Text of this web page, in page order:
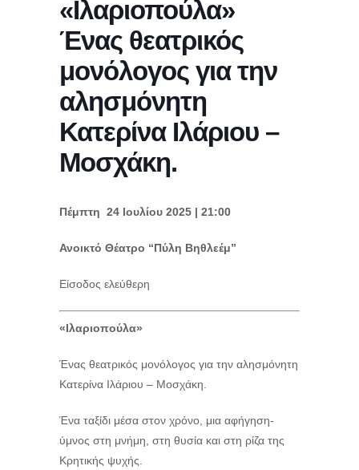
«Ιλαριοπούλα»
Ένας θεατρικός
μονόλογος για την
αλησμόνητη
Κατερίνα Ιλάριου –
Μοσχάκη.
Πέμπτη 24 Ιουλίου 2025 | 21:00
Ανοικτό Θέατρο “Πύλη Βηθλεέμ”
Είσοδος ελεύθερη
«Ιλαριοπούλα»
Ένας θεατρικός μονόλογος για την αλησμόνητη
Κατερίνα Ιλάριου – Μοσχάκη.
Ένα ταξίδι μέσα στον χρόνο, μια αφήγηση-
ύμνος στη μνήμη, στη θυσία και στη ρίζα της
Κρητικής ψυχής.